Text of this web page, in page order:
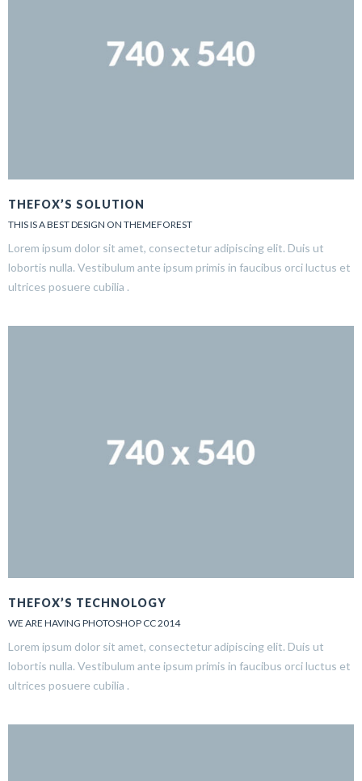
THEFOX’S SOLUTION
THIS IS A BEST DESIGN ON THEMEFOREST
Lorem ipsum dolor sit amet, consectetur adipiscing elit. Duis ut
lobortis nulla. Vestibulum ante ipsum primis in faucibus orci luctus et
ultrices posuere cubilia .
THEFOX’S TECHNOLOGY
WE ARE HAVING PHOTOSHOP CC 2014
Lorem ipsum dolor sit amet, consectetur adipiscing elit. Duis ut
lobortis nulla. Vestibulum ante ipsum primis in faucibus orci luctus et
ultrices posuere cubilia .